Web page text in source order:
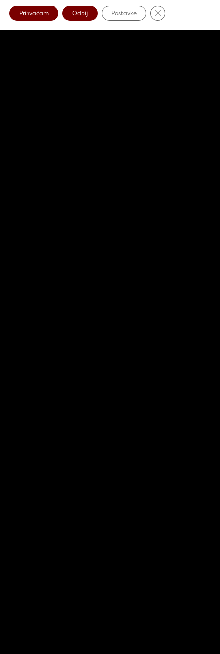
Prihvaćam Odbij Postavke Close GDPR